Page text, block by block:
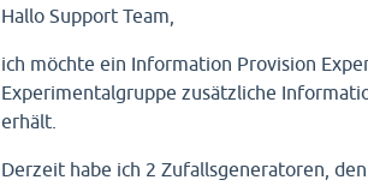
Hallo Support Team,
ich möchte ein Information Provision
Experimentalgruppe zusätzliche
erhält.
Derzeit habe ich 2 Zufallsgeneratoren,